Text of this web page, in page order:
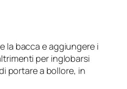
la bacca e aggiungere i
per inglobarsi
portare a bollore, in